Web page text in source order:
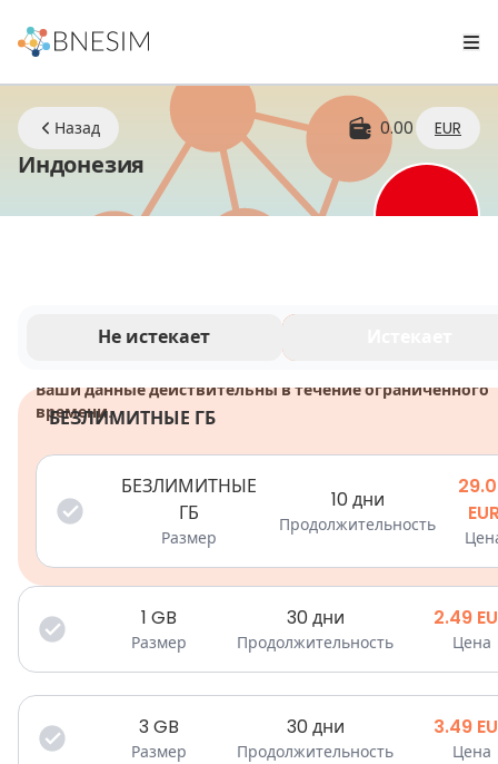
Назад 0.00 EUR
Индонезия eSIM | Оставайтесь на связи
Не истекает
Ваши данные действительны в течение ограниченного
времени.
БЕЗЛИМИТНЫЕ ГБ
БЕЗЛИМИТНЫЕ
ГБ
Размер
10 дни
Продолжительность
1 GB
Размер
30 дни
Продолжительность
2.49
Цена
3GB
Размер
30 дни
Продолжительность
3.49
Цена